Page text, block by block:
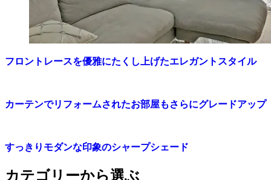
フロントレースを優雅にたくし上げたエレガントスタイル
カーテンでリフォームされたお部屋もさらにグレードアップ
すっきりモダンな印象のシャープシェード
カテゴリーから選ぶ